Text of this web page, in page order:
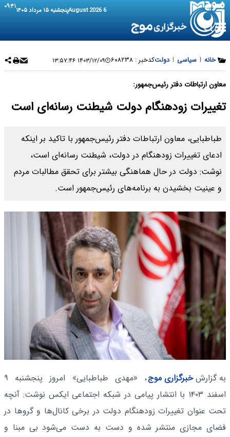
6 August 2026 پنجشنبه ۱۵ مرداد ۱۴۰۵ ۰۹:۴۱
خانه | سیاسی | دولتکدخبر : ۶۰۸۲۳۸ ۱۴۰۳/۱۲/۰۹ ۱۳:۵۷:۴۶
معاون ارتباطات دفتر رئیس‌جمهور:
تغییرات زودهنگام دولت شیطنت رسانه‌ای است
طباطبایی، معاون ارتباطات دفتر رئیس‌جمهور با تاکید بر اینکه
ادعای تغییرات زودهنگام در دولت، شیطنت رسانه‌ای است،
نوشت: دولت در حال هماهنگی بیشتر برای تحقق مطالبات مردم
و عینیت بخشیدن به برنامه‌های ‎رئیس‌جمهور است.
به گزارشخبرگزاری موج
، «مهدی طباطبایی» امروز پنجشنبه ۹
اسفند ۱۴۰۳ با انتشار پیامی در شبکه اجتماعی ایکس نوشت: آنچه
تحت عنوان تغییرات زودهنگام دولت در برخی کانال‌ها و گروها در
فضای مجازی منتشر شده و دست به دست می‌شود بی مبنا و